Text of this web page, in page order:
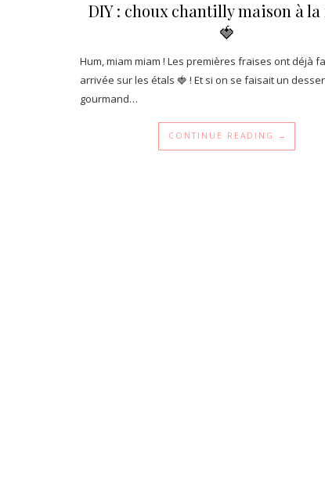
DIY : choux chantilly maison à la
🍓
Hum, miam miam ! Les premières fraises ont déjà
arrivée sur les étals 🍓 ! Et si on se faisait un
gourmand…
CONTINUE READING →